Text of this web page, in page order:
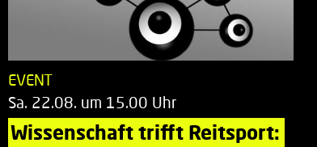
EVENT
Sa. 22.08. um 15.00 Uhr
Wissenschaft trifft Reitsport: